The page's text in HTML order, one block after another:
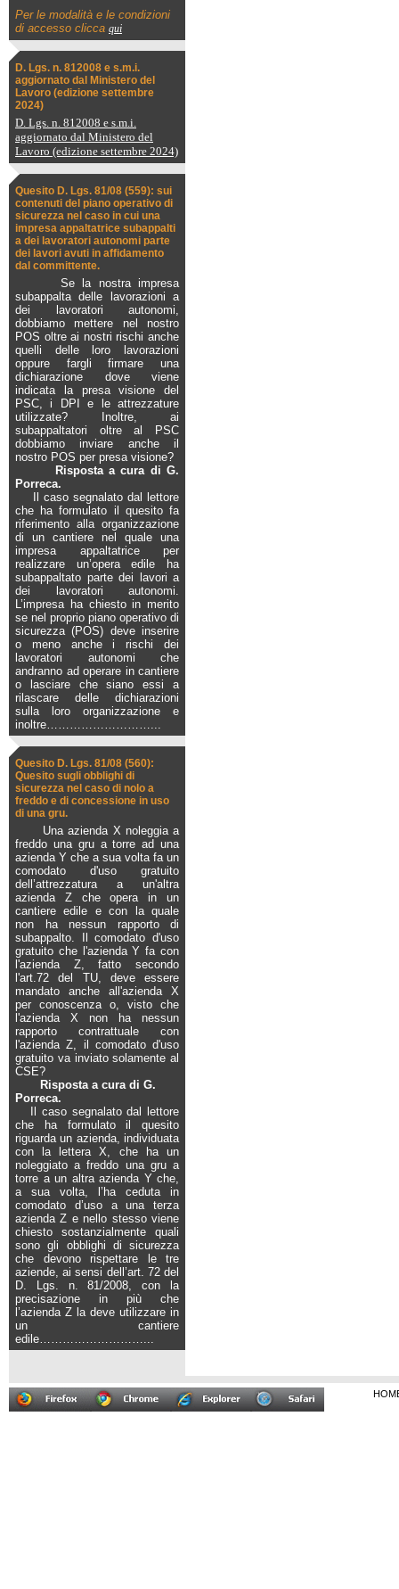
Per le modalità e le condizioni
di accesso clicca qui
D. Lgs. n. 812008 e s.m.i.
aggiornato dal Ministero del
Lavoro (edizione settembre
2024)
D. Lgs. n. 812008 e s.m.i.
aggiornato dal Ministero del
Lavoro (edizione settembre 2024)
Quesito D. Lgs. 81/08 (559): sui
contenuti del piano operativo di
sicurezza nel caso in cui una
impresa appaltatrice subappalti
a dei lavoratori autonomi parte
dei lavori avuti in affidamento
dal committente.
Se la nostra impresa
subappalta delle lavorazioni a
dei lavoratori autonomi,
dobbiamo mettere nel nostro
POS oltre ai nostri rischi anche
quelli delle loro lavorazioni
oppure fargli firmare una
dichiarazione dove viene
indicata la presa visione del
PSC, i DPI e le attrezzature
utilizzate? Inoltre, ai
subappaltatori oltre al PSC
dobbiamo inviare anche il
nostro POS per presa visione?
Risposta a cura di G.
Porreca.
Il caso segnalato dal lettore
che ha formulato il quesito fa
riferimento alla organizzazione
di un cantiere nel quale una
impresa appaltatrice per
realizzare un’opera edile ha
subappaltato parte dei lavori a
dei lavoratori autonomi.
L’impresa ha chiesto in merito
se nel proprio piano operativo di
sicurezza (POS) deve inserire
o meno anche i rischi dei
lavoratori autonomi che
andranno ad operare in cantiere
o lasciare che siano essi a
rilascare delle dichiarazioni
sulla loro organizzazione e
inoltre………………………...
Quesito D. Lgs. 81/08 (560):
Quesito sugli obblighi di
sicurezza nel caso di nolo a
freddo e di concessione in uso
di una gru.
Una azienda X noleggia a
freddo una gru a torre ad una
azienda Y che a sua volta fa un
comodato d'uso gratuito
dell’attrezzatura a un'altra
azienda Z che opera in un
cantiere edile e con la quale
non ha nessun rapporto di
subappalto. Il comodato d'uso
gratuito che l'azienda Y fa con
l'azienda Z, fatto secondo
l'art.72 del TU, deve essere
mandato anche all'azienda X
per conoscenza o, visto che
l'azienda X non ha nessun
rapporto contrattuale con
l'azienda Z, il comodato d'uso
gratuito va inviato solamente al
CSE?
Risposta a cura di G.
Porreca.
Il caso segnalato dal lettore
che ha formulato il quesito
riguarda un azienda, individuata
con la lettera X, che ha un
noleggiato a freddo una gru a
torre a un altra azienda Y che,
a sua volta, l’ha ceduta in
comodato d’uso a una terza
azienda Z e nello stesso viene
chiesto sostanzialmente quali
sono gli obblighi di sicurezza
che devono rispettare le tre
aziende, ai sensi dell’art. 72 del
D. Lgs. n. 81/2008, con la
precisazione in più che
l’azienda Z la deve utilizzare in
un cantiere
edile………………………...